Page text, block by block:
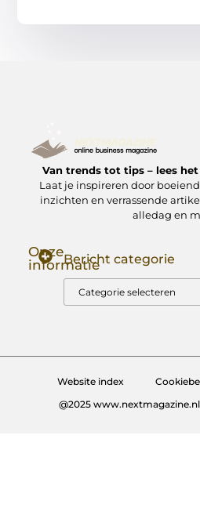
Van trends tot tips – lees
Laat je inspireren door
inzichten en verrassende
alledag en
Onze
informatieBericht categorie
Website index
@2025